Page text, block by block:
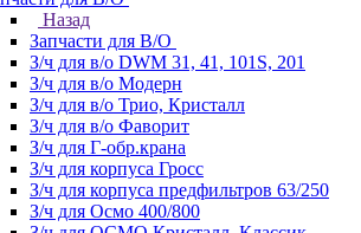
Назад
Запчасти для В/О
З/ч для в/о DWM 31, 41, 101S, 201
З/ч для в/о Модерн
З/ч для в/о Трио, Кристалл
З/ч для в/о Фаворит
З/ч для Г-обр.крана
З/ч для корпуса Гросс
З/ч для корпуса предфильтров 63/250
З/ч для Осмо 400/800